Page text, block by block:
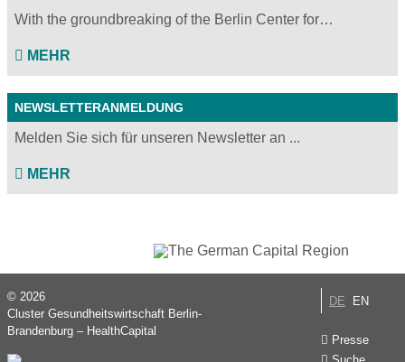
With the groundbreaking of the Berlin Center for…
MEHR
NEWSLETTERANMELDUNG
Melden Sie sich für unseren Newsletter an ...
MEHR
DE EN
Presse
© 2026
Cluster Gesundheitswirtschaft Berlin-
Brandenburg – HealthCapital